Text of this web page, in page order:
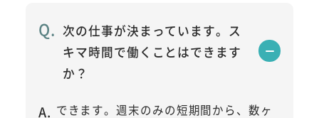
次の仕事が決まっています。ス
キマ時間で働くことはできます
か？
できます。週末のみの短期間から、数ヶ